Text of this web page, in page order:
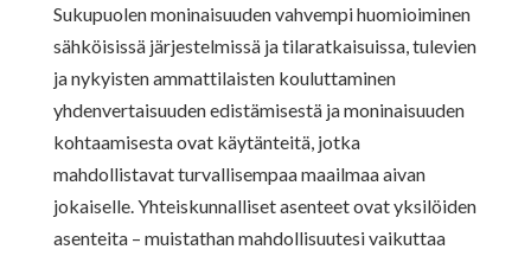
Sukupuolen moninaisuuden vahvempi huomioiminen
sähköisissä järjestelmissä ja tilaratkaisuissa, tulevien
ja nykyisten ammattilaisten kouluttaminen
yhdenvertaisuuden edistämisestä ja moninaisuuden
kohtaamisesta ovat käytänteitä, jotka
mahdollistavat turvallisempaa maailmaa aivan
jokaiselle. Yhteiskunnalliset asenteet ovat yksilöiden
asenteita – muistathan mahdollisuutesi vaikuttaa